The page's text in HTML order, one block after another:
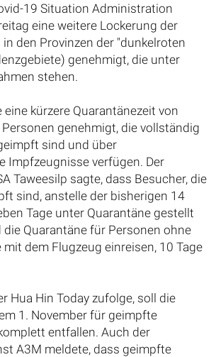
19 Situation Administration
eine weitere Lockerung der
den Provinzen der "dunkelroten
genehmigt, die unter
stehen.
kürzere Quarantänezeit von
genehmigt, die vollständig
sind und über
Impfzeugnisse verfügen. Der
Taweesilp sagte, dass Besucher, die
sind, anstelle der bisherigen 14
Tage unter Quarantäne gestellt
die Quarantäne für Personen ohne
dem Flugzeug einreisen, 10 Tage
Hua Hin Today zufolge, soll die
1. November für geimpfte
entfallen. Auch der
A3M meldete, dass geimpfte